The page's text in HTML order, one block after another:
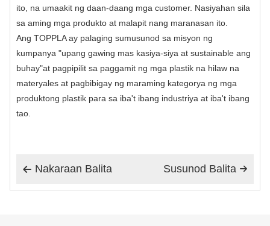
ito, na umaakit ng daan-daang mga customer. Nasiyahan sila
sa aming mga produkto at malapit nang maranasan ito.
Ang TOPPLA ay palaging sumusunod sa misyon ng
kumpanya "upang gawing mas kasiya-siya at sustainable ang
buhay"at pagpipilit sa paggamit ng mga plastik na hilaw na
materyales at pagbibigay ng maraming kategorya ng mga
produktong plastik para sa iba't ibang industriya at iba't ibang
tao.
 Nakaraan Balita 
Susunod Balita